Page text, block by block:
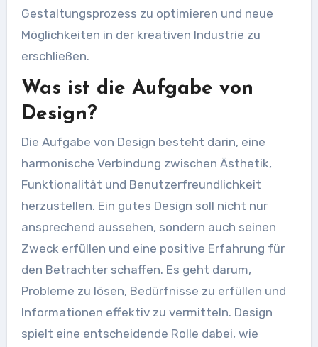
Gestaltungsprozess zu optimieren und neue
Möglichkeiten in der kreativen Industrie zu
erschließen.
Was ist die Aufgabe von
Design?
Die Aufgabe von Design besteht darin, eine
harmonische Verbindung zwischen Ästhetik,
Funktionalität und Benutzerfreundlichkeit
herzustellen. Ein gutes Design soll nicht nur
ansprechend aussehen, sondern auch seinen
Zweck erfüllen und eine positive Erfahrung für
den Betrachter schaffen. Es geht darum,
Probleme zu lösen, Bedürfnisse zu erfüllen und
Informationen effektiv zu vermitteln. Design
spielt eine entscheidende Rolle dabei, wie